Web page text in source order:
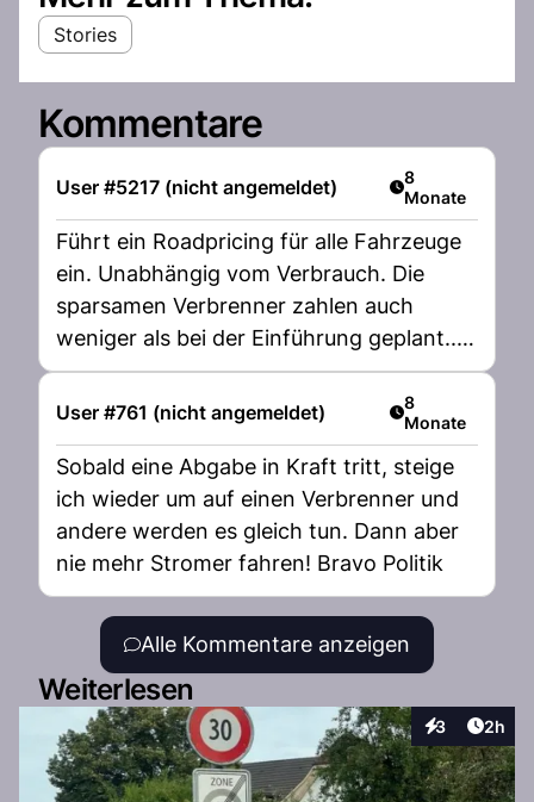
Stories
Kommentare
User #5217 (nicht angemeldet) Artikel
8
Monate
Führt ein Roadpricing für alle Fahrzeuge
ein. Unabhängig vom Verbrauch. Die
sparsamen Verbrenner zahlen auch
weniger als bei der Einführung geplant...
Fair wäre eine CO2 Abgabe und
Roadpricing unabhängig vom
User #761 (nicht angemeldet) Artikel
8
Monate
Sobald eine Abgabe in Kraft tritt, steige
ich wieder um auf einen Verbrenner und
andere werden es gleich tun. Dann aber
nie mehr Stromer fahren! Bravo Politik
Alle Kommentare anzeigen
Weiterlesen
3
Interaktionen
2h